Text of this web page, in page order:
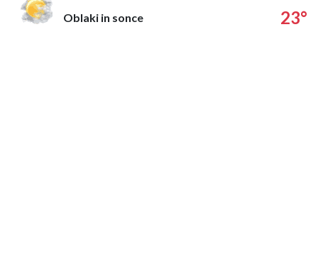
Oblaki in sonce
23°